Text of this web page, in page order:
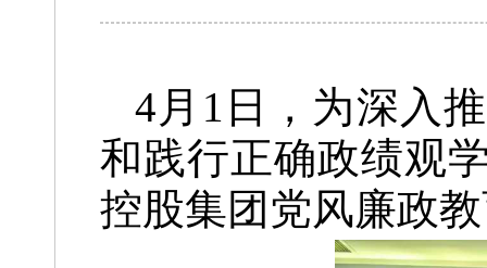
4月1日，为深入
和践行正确政绩观
控股集团党风廉政